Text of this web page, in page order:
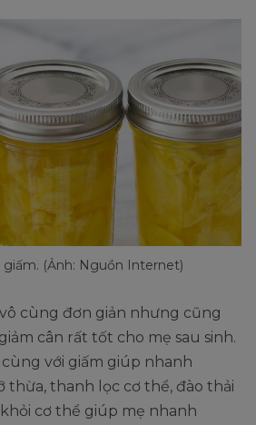
(Ảnh: Nguồn Internet)
cùng đơn giản nhưng cũng
cân rất tốt cho mẹ sau sinh.
với giấm giúp nhanh
thừa, thanh lọc cơ thể, đào thải
cơ thể giúp mẹ nhanh